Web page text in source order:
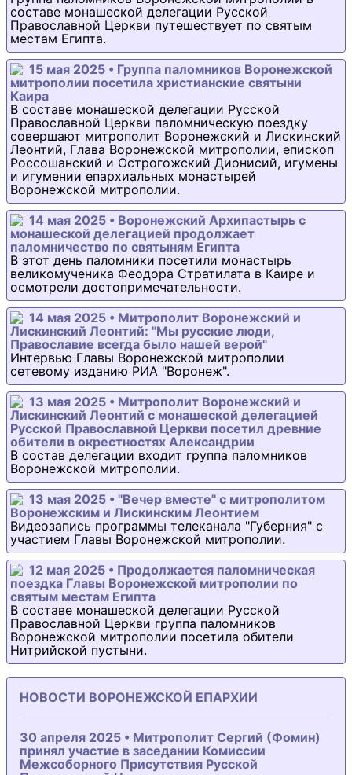
составе монашеской делегации Русской
Православной Церкви путешествует по святым
местам Египта.
15 мая 2025 • Группа паломников Воронежской
митрополии посетила христианские святыни
Каира
В составе монашеской делегации Русской
Православной Церкви паломническую поездку
совершают митрополит Воронежский и Лискинский
Леонтий, Глава Воронежской митрополии, епископ
Россошанский и Острогожский Дионисий, игумены
и игумении епархиальных монастырей
Воронежской митрополии.
14 мая 2025 • Воронежский Архипастырь с
монашеской делегацией продолжает
паломничество по святыням Египта
В этот день паломники посетили монастырь
великомученика Феодора Стратилата в Каире и
осмотрели достопримечательности.
14 мая 2025 • Митрополит Воронежский и
Лискинский Леонтий: "Мы русские люди,
Православие всегда было нашей верой"
Интервью Главы Воронежской митрополии
сетевому изданию РИА "Воронеж".
13 мая 2025 • Митрополит Воронежский и
Лискинский Леонтий с монашеской делегацией
Русской Православной Церкви посетил древние
обители в окрестностях Александрии
В состав делегации входит группа паломников
Воронежской митрополии.
13 мая 2025 • "Вечер вместе" с митрополитом
Воронежским и Лискинским Леонтием
Видеозапись программы телеканала "Губерния" с
участием Главы Воронежской митрополии.
12 мая 2025 • Продолжается паломническая
поездка Главы Воронежской митрополии по
святым местам Египта
В составе монашеской делегации Русской
Православной Церкви группа паломников
Воронежской митрополии посетила обители
Нитрийской пустыни.
НОВОСТИ ВОРОНЕЖСКОЙ ЕПАРХИИ
30 апреля 2025 • Митрополит Сергий (Фомин)
принял участие в заседании Комиссии
Межсоборного Присутствия Русской